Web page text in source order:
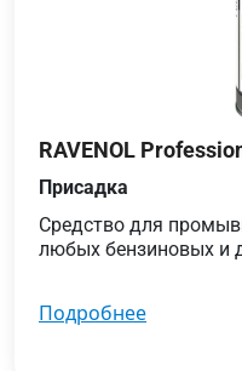
RAVENOL
Присадка
Средство для
любых бензиновых и
подробнее